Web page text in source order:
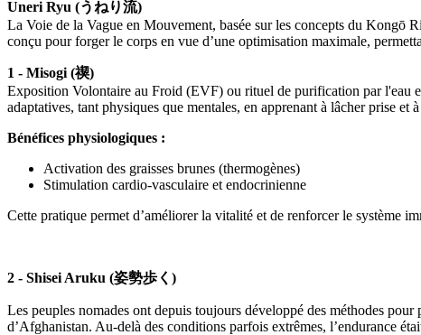
Uneri Ryu (うねり流)
La Voie de la Vague en Mouvement, basée sur les concepts du Kongō
conçu pour forger le corps en vue d’une optimisation maximale,
1 - Misogi (禊)
Exposition Volontaire au Froid (EVF) ou rituel de purification par l'eau
adaptatives, tant physiques que mentales, en apprenant à lâcher prise et
Bénéfices physiologiques :
Activation des graisses brunes (thermogènes)
Stimulation cardio-vasculaire et endocrinienne
Cette pratique permet d’améliorer la vitalité et de renforcer le système
2 - Shisei Aruku (姿勢歩く)
Les peuples nomades ont depuis toujours développé des méthodes
d’Afghanistan. Au-delà des conditions parfois extrêmes, l’endurance